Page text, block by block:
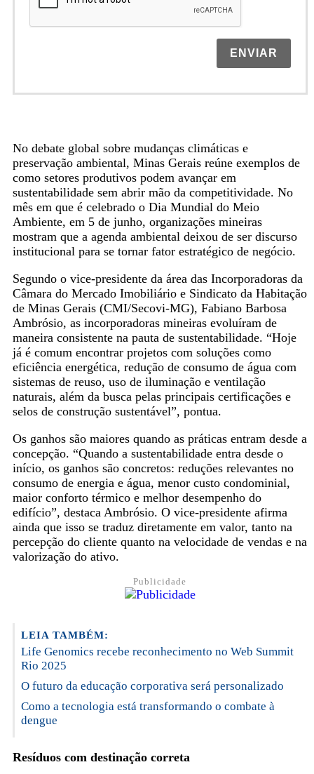
ENVIAR
No debate global sobre mudanças climáticas e
preservação ambiental, Minas Gerais reúne exemplos de
como setores produtivos podem avançar em
sustentabilidade sem abrir mão da competitividade. No
mês em que é celebrado o Dia Mundial do Meio
Ambiente, em 5 de junho, organizações mineiras
mostram que a agenda ambiental deixou de ser discurso
institucional para se tornar fator estratégico de negócio.
Segundo o vice-presidente da área das Incorporadoras da
Câmara do Mercado Imobiliário e Sindicato da Habitação
de Minas Gerais (CMI/Secovi-MG), Fabiano Barbosa
Ambrósio, as incorporadoras mineiras evoluíram de
maneira consistente na pauta de sustentabilidade. “Hoje
já é comum encontrar projetos com soluções como
eficiência energética, redução de consumo de água com
sistemas de reuso, uso de iluminação e ventilação
naturais, além da busca pelas principais certificações e
selos de construção sustentável”, pontua.
Os ganhos são maiores quando as práticas entram desde a
concepção. “Quando a sustentabilidade entra desde o
início, os ganhos são concretos: reduções relevantes no
consumo de energia e água, menor custo condominial,
maior conforto térmico e melhor desempenho do
edifício”, destaca Ambrósio. O vice-presidente afirma
ainda que isso se traduz diretamente em valor, tanto na
percepção do cliente quanto na velocidade de vendas e na
valorização do ativo.
Publicidade
LEIA TAMBÉM:
Life Genomics recebe reconhecimento no Web Summit
Rio 2025
O futuro da educação corporativa será personalizado
Como a tecnologia está transformando o combate à
dengue
Resíduos com destinação correta